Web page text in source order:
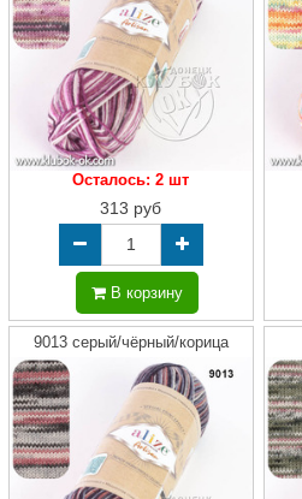
Осталось: 2 шт
313 руб
В корзину
9013 серый/чёрный/корица